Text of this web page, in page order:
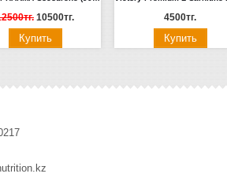
10500тг. 4500тг.